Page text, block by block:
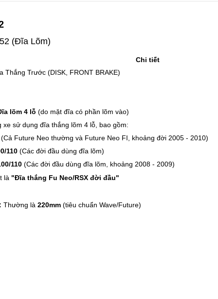
(Đĩa Lõm)
Chi tiết
Trước (DISK, FRONT BRAKE)
lõm 4 lỗ (do mặt đĩa có phần lõm vào)
xe sử dụng đĩa thắng lõm 4 lỗ, bao gồm:
(Cả Future Neo thường và Future Neo FI, khoảng đời 2005 - 2010)
110 (Các đời đầu dùng đĩa lõm)
110 (Các đời đầu dùng đĩa lõm, khoảng 2008 - 2009)
là "Đĩa thắng Fu Neo/RSX đời đầu"
Thường là 220mm (tiêu chuẩn Wave/Future)